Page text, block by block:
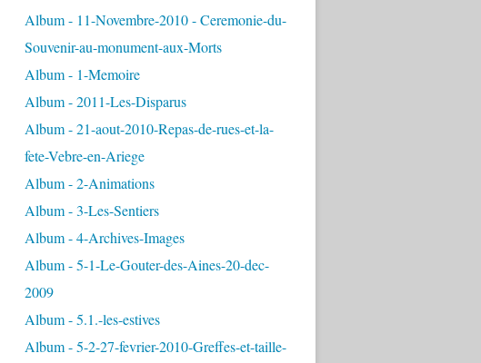
Album - 11-Novembre-2010 - Ceremonie-du-
Souvenir-au-monument-aux-Morts
Album - 1-Memoire
Album - 2011-Les-Disparus
Album - 21-aout-2010-Repas-de-rues-et-la-
fete-Vebre-en-Ariege
Album - 2-Animations
Album - 3-Les-Sentiers
Album - 4-Archives-Images
Album - 5-1-Le-Gouter-des-Aines-20-dec-
2009
Album - 5.1.-les-estives
Album - 5-2-27-fevrier-2010-Greffes-et-taille-